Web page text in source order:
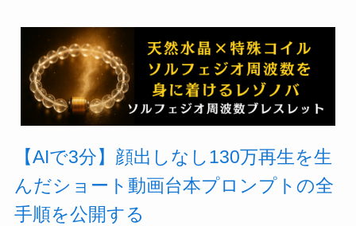
【AIで3分】顔出しなし130万再生を生
んだショート動画台本プロンプトの全
手順を公開する